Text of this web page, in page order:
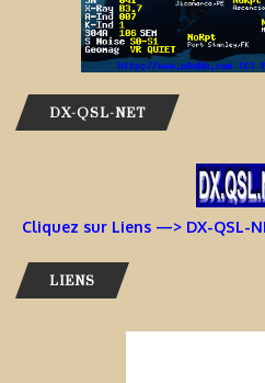
DX-QSL-NET
Cliquez sur Liens —> DX-QSL-
LIENS